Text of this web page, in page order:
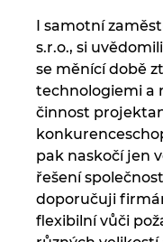
I samotní
s.r.o., si
se měnící době
technologiemi a
činnost
pak naskočí jen
řešení
doporučuji
flexibilní vůči